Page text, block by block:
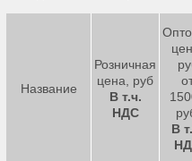
Название
Розничная
цена, руб
В т.ч.
НДС
В